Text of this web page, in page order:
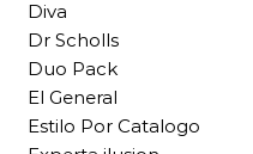
Diva
Dr Scholls
Duo Pack
El General
Estilo Por Catalogo